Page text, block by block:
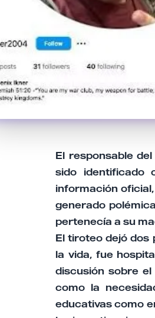
El responsable
sido identificado
información
generado
pertenecía a su
El tiroteo dejó dos
la vida, fue
discusión sobre
como la
educativas como